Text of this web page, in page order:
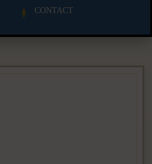
CONTACT